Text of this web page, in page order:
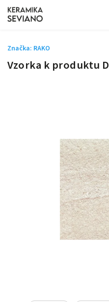
Vzorka k produktu
Značka: RAKO